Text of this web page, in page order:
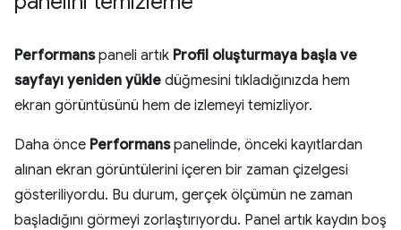
Performanspaneli artık Profil oluşturmaya başla ve
sayfayı yeniden yükle düğmesini tıkladığınızda hem
ekran görüntüsünü hem de izlemeyi temizliyor.
Daha önce Performanspanelinde, önceki kayıtlardan
alınan ekran görüntülerini içeren bir zaman çizelgesi
gösteriliyordu. Bu durum, gerçek ölçümün ne zaman
başladığını görmeyi zorlaştırıyordu. Panel artık kaydın boş